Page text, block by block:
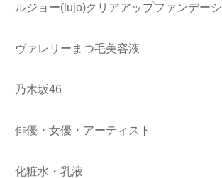
ルジョー(lujo)クリアアップファンデー
ヴァレリーまつ毛美容液
乃木坂46
俳優・女優・アーティスト
化粧水・乳液